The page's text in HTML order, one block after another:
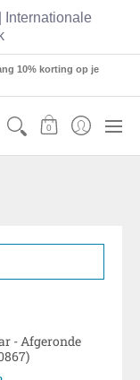
Internationale
Hairstyling
10% korting op je
0
- Afgeronde